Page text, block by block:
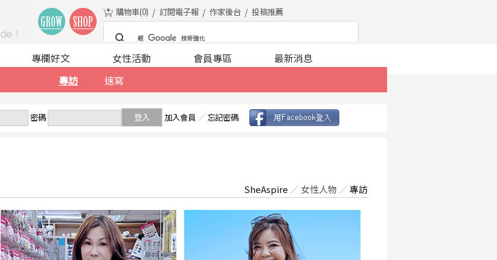
購物車(0) 訂閱電子報 作家後台 投稿推薦
專訪
速寫
專欄好文 女性活動 會員專區 最新消息
密碼 登入 加入會員 ／ 忘記密碼
SheAspire ／ 女性人物 ／專訪